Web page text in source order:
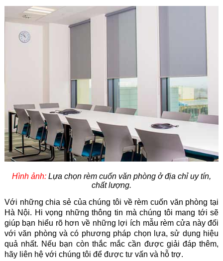
Hình ảnh: Lựa chọn rèm cuốn văn phòng ở địa chỉ uy tín,
chất lượng.
Với những chia sẻ của chúng tôi về rèm cuốn văn phòng tại
Hà Nội. Hi vọng những thông tin mà chúng tôi mang tới sẽ
giúp bạn hiểu rõ hơn về những lợi ích mẫu rèm cửa này đối
với văn phòng và có phương pháp chọn lựa, sử dụng hiệu
quả nhất. Nếu bạn còn thắc mắc cần được giải đáp thêm,
hãy liên hệ với chúng tôi để được tư vấn và hỗ trợ.